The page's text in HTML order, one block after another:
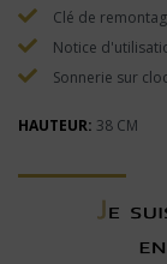
Clé de
Notice
Sonnerie sur
HAUTEUR: 38 CM